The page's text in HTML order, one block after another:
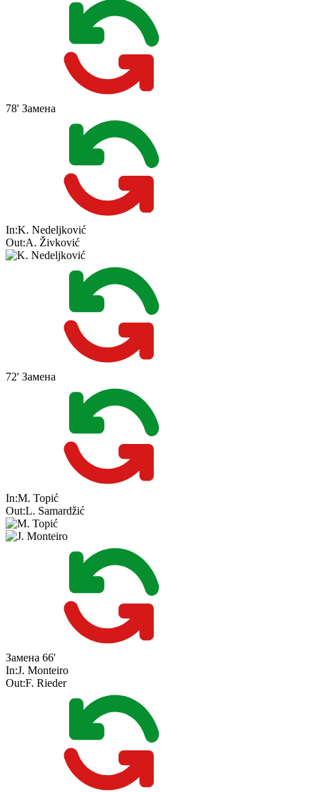
78' Замена
In:K. Nedeljković
Out:A. Živković
72' Замена
In:M. Topić
Out:L. Samardžić
Замена 66'
In:J. Monteiro
Out:F. Rieder